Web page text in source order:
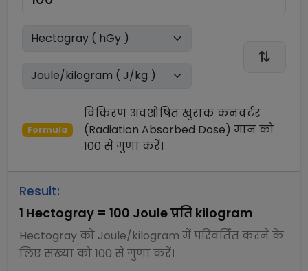
Formula
विकिरण अवशोषित खुराक कनवर्टर
(Radiation Absorbed Dose) मान को
100 सेगुणाकरें।
Result:
1 Hectogray = 100 Joule प्रति kilogram
Hectograyको Joule/kilogram में परिवर्तित करने के
लिए संख्या को100 सेगुणाकरें।